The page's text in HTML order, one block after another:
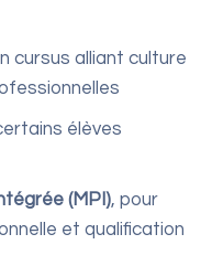
cursus alliant culture
élèves
(MPI), pour
et qualification